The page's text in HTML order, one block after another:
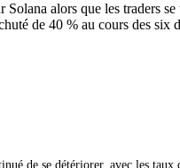
alors que les traders
de 40 % au cours des
de se détériorer, avec les